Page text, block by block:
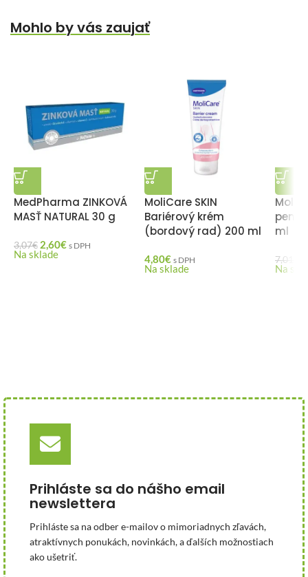
Mohlo by vás zaujať
MedPharma ZINKOVÁ
MASŤ NATURAL 30 g
3,07€ 2,60€ s DPH
Na sklade
MoliCare SKIN
Bariérový krém
(bordový rad) 200 ml
4,80€ s DPH
Na sklade
pena
ml
7,01
Na
Prihláste sa do nášho email
newslettera
Prihláste sa na odber e-mailov o mimoriadnych zľavách,
atraktívnych ponukách, novinkách, a ďalších možnostiach
ako ušetriť.